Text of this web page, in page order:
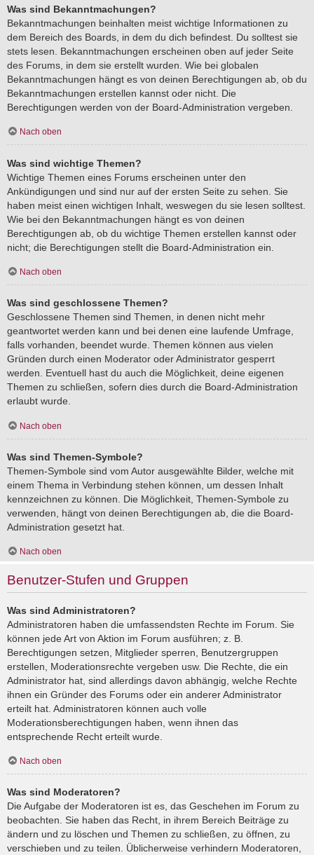
Was sind Bekanntmachungen?
Bekanntmachungen beinhalten meist wichtige Informationen zu
dem Bereich des Boards, in dem du dich befindest. Du solltest sie
stets lesen. Bekanntmachungen erscheinen oben auf jeder Seite
des Forums, in dem sie erstellt wurden. Wie bei globalen
Bekanntmachungen hängt es von deinen Berechtigungen ab, ob du
Bekanntmachungen erstellen kannst oder nicht. Die
Berechtigungen werden von der Board-Administration vergeben.
Nach oben
Was sind wichtige Themen?
Wichtige Themen eines Forums erscheinen unter den
Ankündigungen und sind nur auf der ersten Seite zu sehen. Sie
haben meist einen wichtigen Inhalt, weswegen du sie lesen solltest.
Wie bei den Bekanntmachungen hängt es von deinen
Berechtigungen ab, ob du wichtige Themen erstellen kannst oder
nicht; die Berechtigungen stellt die Board-Administration ein.
Nach oben
Was sind geschlossene Themen?
Geschlossene Themen sind Themen, in denen nicht mehr
geantwortet werden kann und bei denen eine laufende Umfrage,
falls vorhanden, beendet wurde. Themen können aus vielen
Gründen durch einen Moderator oder Administrator gesperrt
werden. Eventuell hast du auch die Möglichkeit, deine eigenen
Themen zu schließen, sofern dies durch die Board-Administration
erlaubt wurde.
Nach oben
Was sind Themen-Symbole?
Themen-Symbole sind vom Autor ausgewählte Bilder, welche mit
einem Thema in Verbindung stehen können, um dessen Inhalt
kennzeichnen zu können. Die Möglichkeit, Themen-Symbole zu
verwenden, hängt von deinen Berechtigungen ab, die die Board-
Administration gesetzt hat.
Nach oben
Benutzer-Stufen und Gruppen
Was sind Administratoren?
Administratoren haben die umfassendsten Rechte im Forum. Sie
können jede Art von Aktion im Forum ausführen; z. B.
Berechtigungen setzen, Mitglieder sperren, Benutzergruppen
erstellen, Moderationsrechte vergeben usw. Die Rechte, die ein
Administrator hat, sind allerdings davon abhängig, welche Rechte
ihnen ein Gründer des Forums oder ein anderer Administrator
erteilt hat. Administratoren können auch volle
Moderationsberechtigungen haben, wenn ihnen das
entsprechende Recht erteilt wurde.
Nach oben
Was sind Moderatoren?
Die Aufgabe der Moderatoren ist es, das Geschehen im Forum zu
beobachten. Sie haben das Recht, in ihrem Bereich Beiträge zu
ändern und zu löschen und Themen zu schließen, zu öffnen, zu
verschieben und zu teilen. Üblicherweise verhindern Moderatoren,